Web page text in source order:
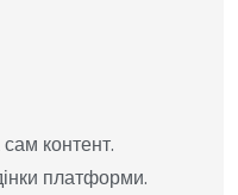
контент.
платформи.